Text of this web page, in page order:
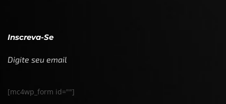
Inscreva-Se
Digite seu email
[mc4wp_form id=""]